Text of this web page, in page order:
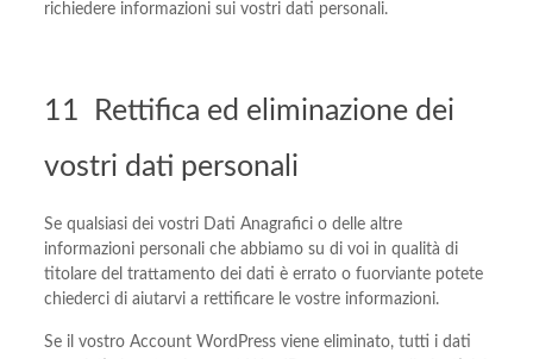
richiedere informazioni sui vostri dati personali.
11 Rettifica ed eliminazione dei
vostri dati personali
Se qualsiasi dei vostri Dati Anagrafici o delle altre
informazioni personali che abbiamo su di voi in qualità di
titolare del trattamento dei dati è errato o fuorviante potete
chiederci di aiutarvi a rettificare le vostre informazioni.
Se il vostro Account WordPress viene eliminato, tutti i dati